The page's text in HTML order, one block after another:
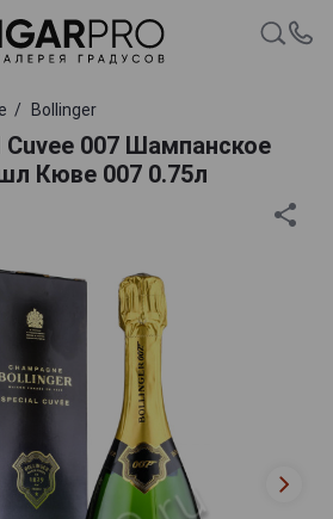
Bollinger
007 Шампанское
Кюве 007 0.75л